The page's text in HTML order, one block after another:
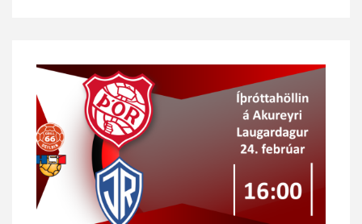
minnsta kosti möguleika á umspili við lið úr
Grill 66 deildinni.